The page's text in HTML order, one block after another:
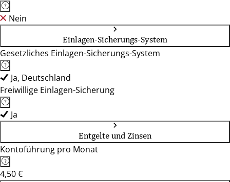
Nein
Einlagen-Sicherungs-System
Gesetzliches Einlagen-Sicherungs-System
Ja, Deutschland
Freiwillige Einlagen-Sicherung
Ja
Entgelte und Zinsen
Kontoführung pro Monat
4,50 €